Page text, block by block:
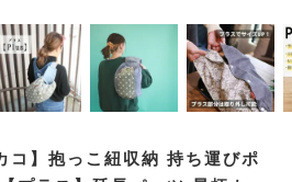
コ】抱っこ紐収納 持ち運びポ